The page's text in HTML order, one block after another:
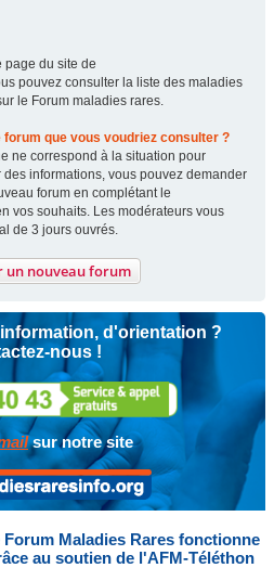
page du site de
pouvez consulter la liste des maladies
le Forum maladies rares.
que vous voudriez consulter ?
ne correspond à la situation pour
informations, vous pouvez demander
forum en complétant le
vos souhaits. Les modérateurs vous
de 3 jours ouvrés.
un nouveau forum
d'orientation ?
nous !
sur notre site
Forum Maladies Rares fonctionne
au soutien de l'AFM-Téléthon